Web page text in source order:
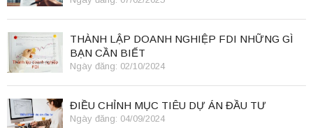
THÀNH LẬP DOANH NGHIỆP FDI NHỮNG GÌ
BẠN CẦN BIẾT
Ngày đăng: 02/10/2024
ĐIỀU CHỈNH MỤC TIÊU DỰ ÁN ĐẦU TƯ
Ngày đăng: 04/09/2024